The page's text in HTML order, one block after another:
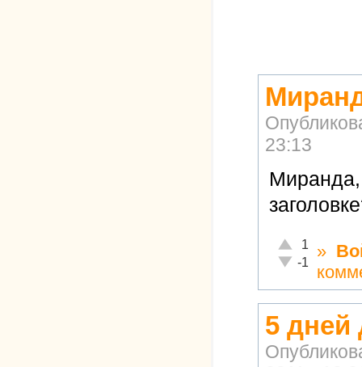
23:13
Отлично!
1
Неадекватно!
-1
»
5 дней